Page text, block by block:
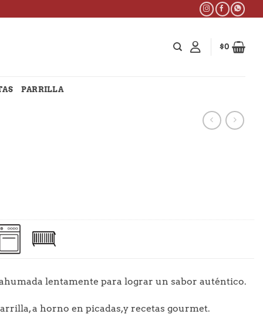
$0
PARRILLA
lentamente para lograr un sabor auténtico.
a horno en picadas,y recetas gourmet.